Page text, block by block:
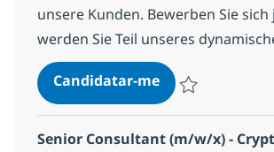
unsere Kunden. Bewerben Sie
werden Sie Teil unseres
Candidatar-me(Managing)
Senior Consultant (m/w/x) -